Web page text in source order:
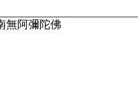
無阿彌陀佛